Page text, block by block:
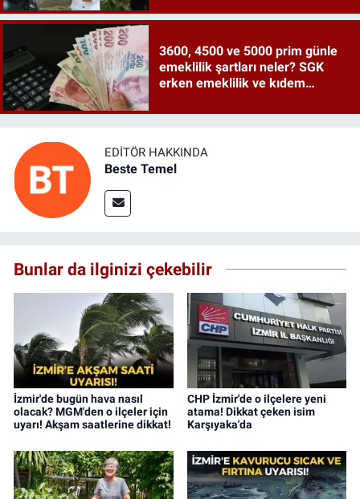
3600, 4500 ve 5000 prim günle
emeklilik şartları neler? SGK
erken emeklilik ve kıdem
EDITÖR HAKKINDA
Beste Temel
Bunlar da ilginizi çekebilir
İzmir'de bugün hava nasıl
olacak? MGM'den o ilçeler için
uyarı! Akşam saatlerine dikkat!
CHP İzmir'de o ilçelere yeni
atama! Dikkat çeken isim
Karşıyaka'da